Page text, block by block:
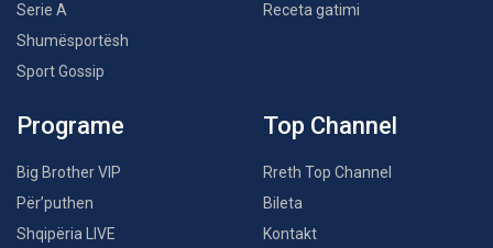
Serie A
Shumësportësh
Sport Gossip
Receta gatimi
Programe
Big Brother VIP
Për’puthen
Shqipëria LIVE
Top Channel
Rreth Top Channel
Bileta
Kontakt